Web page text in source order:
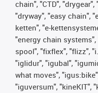
chain", "CTD",
"dryway", "easy chain",
ketten", "e-
"energy chain
spool", "fixflex", "flizz",
"iglidur", "igubal",
what moves",
"iguversum", "kineKIT",